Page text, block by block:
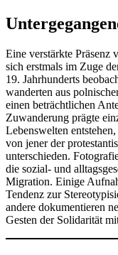
Eine verstärkte Präsenz
sich erstmals im Zuge
19. Jahrhunderts
wanderten aus
einen beträchtlichen
Zuwanderung prägte
Lebenswelten
von jener der
unterschieden.
die sozial- und
Migration. Einige
Tendenz zur
andere dokumentieren
Gesten der Solidarität